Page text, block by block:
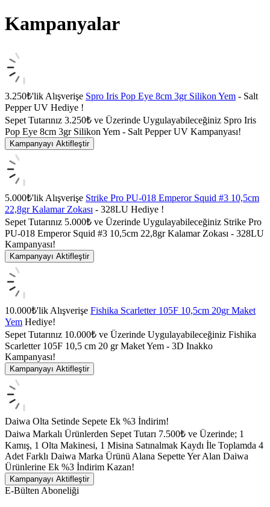
Kampanyalar
3.250₺'lik Alışverişe Spro Iris Pop Eye 8cm 3gr Silikon Yem - Salt
Pepper UV Hediye !
Sepet Tutarınız 3.250₺ ve Üzerinde Uygulayabileceğiniz Spro Iris
Pop Eye 8cm 3gr Silikon Yem - Salt Pepper UV Kampanyası!
Kampanyayı Aktifleştir
5.000₺'lik Alışverişe Strike Pro PU-018 Emperor Squid #3 10,5cm
22,8gr Kalamar Zokası - 328LU Hediye !
Sepet Tutarınız 5.000₺ ve Üzerinde Uygulayabileceğiniz Strike Pro
PU-018 Emperor Squid #3 10,5cm 22,8gr Kalamar Zokası - 328LU
Kampanyası!
Kampanyayı Aktifleştir
10.000₺'lik Alışverişe Fishika Scarletter 105F 10,5cm 20gr Maket
Yem Hediye!
Sepet Tutarınız 10.000₺ ve Üzerinde Uygulayabileceğiniz Fishika
Scarletter 105F 10,5 cm 20 gr Maket Yem - 3D Inakko
Kampanyası!
Kampanyayı Aktifleştir
Daiwa Olta Setinde Sepete Ek %3 İndirim!
Daiwa Markalı Ürünlerden Sepet Tutarı 7.500₺ ve Üzerinde; 1
Kamış, 1 Olta Makinesi, 1 Misina Satınalmak Kaydı İle Toplamda 4
Adet Farklı Daiwa Marka Ürünü Alana Sepette Yer Alan Daiwa
Ürünlerine Ek %3 İndirim Kazan!
Kampanyayı Aktifleştir
E-Bülten Aboneliği